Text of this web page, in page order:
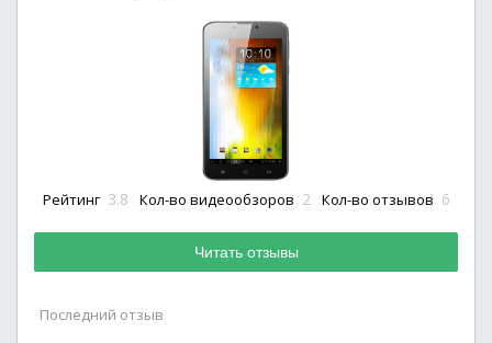
Рейтинг 3.8 Кол-во отзывов 6
Кол-во видеообзоров 2
Читать отзывы
Последний отзыв